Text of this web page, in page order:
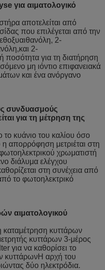
για αιματολογικό
αποτελείται από
που επιλέγεται από την
2-
2-
για τη διατήρηση
μη ιόντιο επιφανειακά
και ένα ανόργανο
συνδυασμούς
για τη μέτρηση της
το κυάνιο του καλίου όσο
η απορρόφηση μετριέται στη
χρωματιστή
διάλυμα ελέγχου
στη συνέχεια από
το φωτοηλεκτρικό
αιματολογικού
καταμέτρηση κυττάρων
κυττάρων 3-μέρος
για να καθορίσει το
κυττάρωνΗ αρχή του
δύο ηλεκτρόδια.